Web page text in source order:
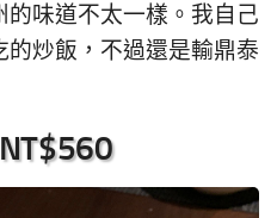
味道不太一樣。我自己
炒飯，不過還是輸鼎泰